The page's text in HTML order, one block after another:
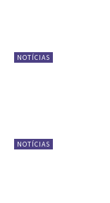
NOTÍCIAS
NOTÍCIAS